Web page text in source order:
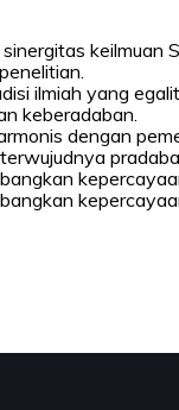
keilmuan
ilmiah yang
keberadaban.
dengan